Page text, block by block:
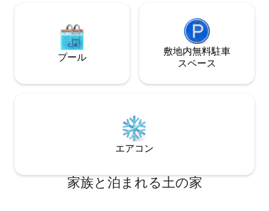
プール
敷地内無料駐⁠車
ス⁠ペ⁠ー⁠ス
エアコン
家族と泊まれる土の家